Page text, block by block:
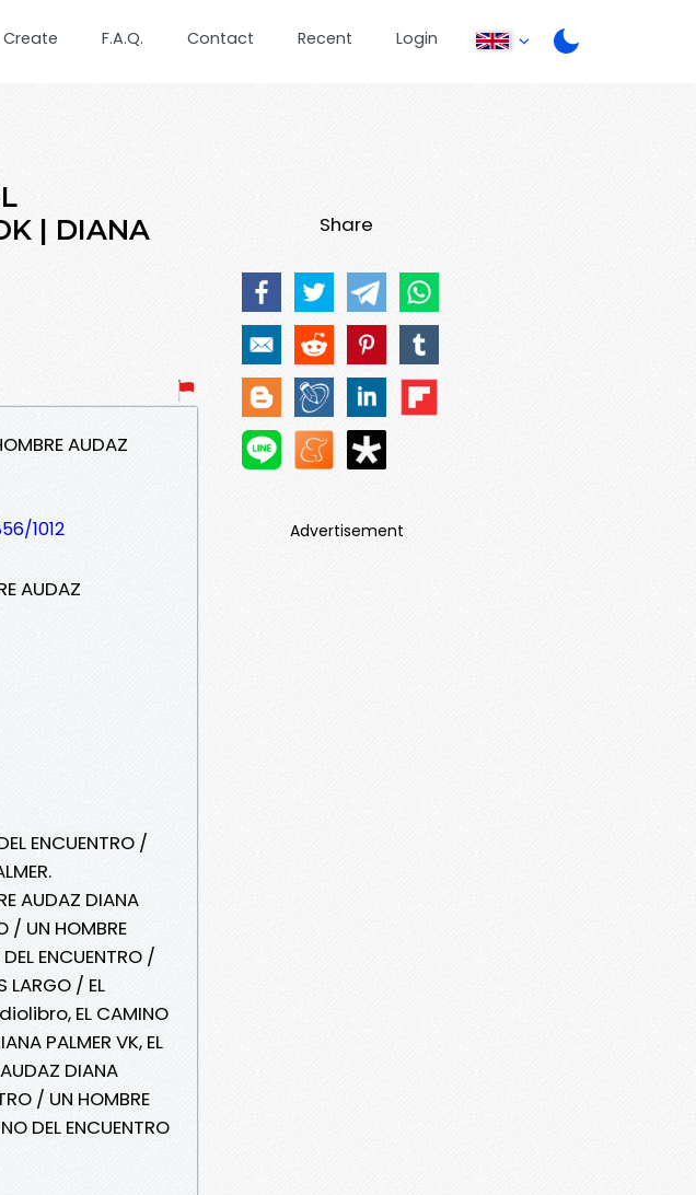
Create F.A.Q. Contact Recent Login
| DIANA
AUDAZ
1012
AUDAZ
ENCUENTRO /
AUDAZ DIANA
/ UN HOMBRE
ENCUENTRO /
LARGO / EL
EL CAMINO
PALMER VK, EL
DIANA
/ UN HOMBRE
DEL ENCUENTRO
Share
Advertisement